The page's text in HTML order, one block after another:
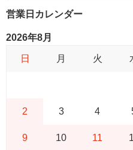
営業日カレンダー
2026年8月
日 月 火
2 3 4
9 10 11